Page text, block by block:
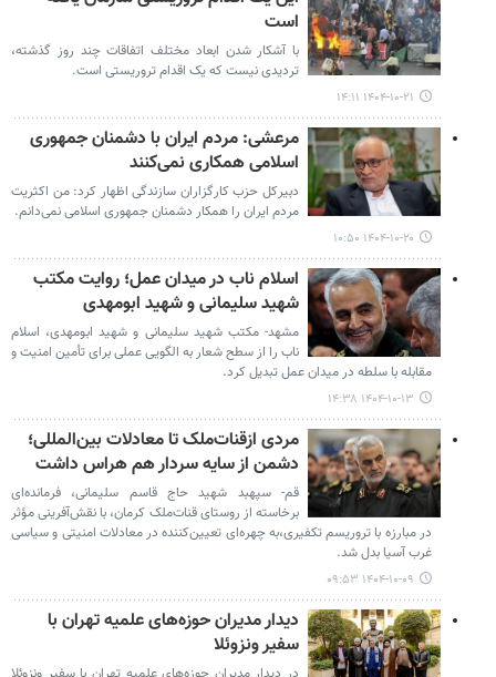
است
با آشکار شدن ابعاد مختلف اتفاقات چند روز گذشته،
تردیدی نیست که یک اقدام تروریستی است.
۱۴۰۴-۱۰-۲۱ ۱۴:۱۱
مرعشی: مردم ایران با دشمنان جمهوری
اسلامی همکاری نمی‌کنند
دبیرکل حزب کارگزاران سازندگی اظهار کرد: من اکثریت
مردم ایران را همکار دشمنان جمهوری اسلامی نمی‌دانم.
۱۴۰۴-۱۰-۲۰ ۱۰:۵۰
اسلام ناب در میدان عمل؛ روایت مکتب
شهید سلیمانی و شهید ابومهدی
مشهد- مکتب شهید سلیمانی و شهید ابومهدی، اسلام
ناب را از سطح شعار به الگویی عملی برای تأمین امنیت و
مقابله با سلطه در میدان عمل تبدیل کرد.
۱۴۰۴-۱۰-۱۳ ۱۴:۳۸
مردی ازقنات‌ملک تا معادلات بین‌المللی؛
دشمن از سایه‌ سردار هم هراس داشت
قم- سپهبد شهید حاج قاسم سلیمانی، فرمانده‌ای
برخاسته از روستای قنات‌ملک کرمان، با نقش‌آفرینی مؤثر
در مبارزه با تروریسم تکفیری،به چهره‌ای تعیین‌کننده در معادلات امنیتی و سیاسی
غرب آسیا بدل شد.
۱۴۰۴-۱۰-۰۹ ۰۹:۵۳
دیدار مدیران حوزه‌های علمیه تهران با
سفیر ونزوئلا